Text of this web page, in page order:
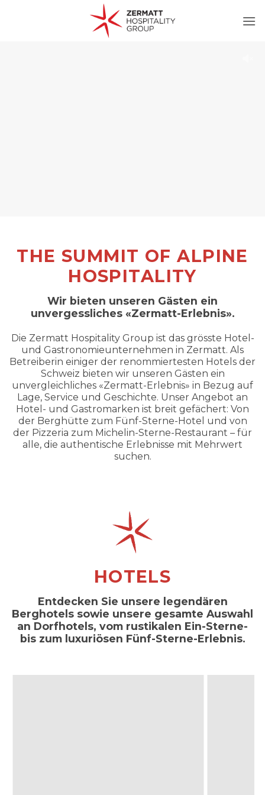
THE SUMMIT OF ALPINE
HOSPITALITY
Wir bieten unseren Gästen ein
unvergessliches «Zermatt-Erlebnis».
Die Zermatt Hospitality Group ist das grösste Hotel-
und Gastronomieunternehmen in Zermatt. Als
Betreiberin einiger der renommiertesten Hotels der
Schweiz bieten wir unseren Gästen ein
unvergleichliches «Zermatt-Erlebnis» in Bezug auf
Lage, Service und Geschichte. Unser Angebot an
Hotel- und Gastromarken ist breit gefächert: Von
der Berghütte zum Fünf-Sterne-Hotel und von
der Pizzeria zum Michelin-Sterne-Restaurant – für
alle, die authentische Erlebnisse mit Mehrwert
suchen.
HOTELS
Entdecken Sie unsere legendären
Berghotels sowie unsere gesamte Auswahl
an Dorfhotels, vom rustikalen Ein-Sterne-
bis zum luxuriösen Fünf-Sterne-Erlebnis.